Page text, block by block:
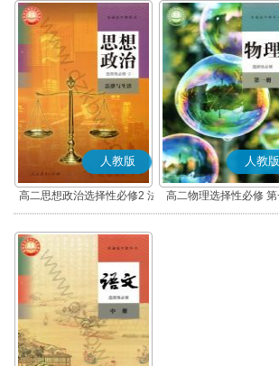
人教版
高二思想政治选择性必修2 法
律与生活(部编版)
人教版
高二物理选择性必修 第